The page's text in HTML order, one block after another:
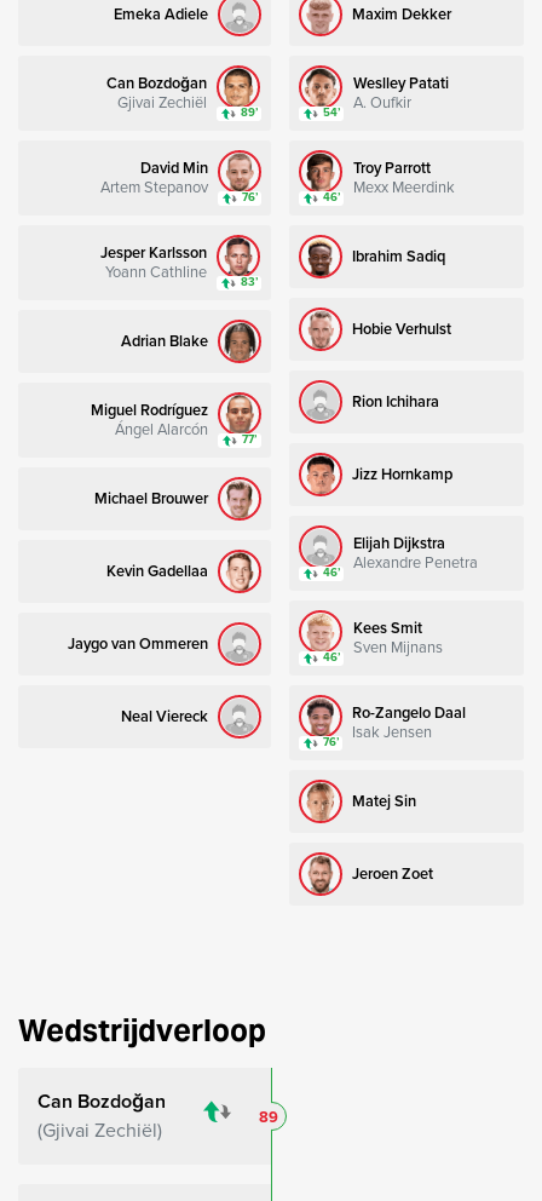
Emeka Adiele
Can Bozdoğan
Gjivai Zechiël
89’
David Min
Artem Stepanov
76’
Jesper Karlsson
Yoann Cathline
83’
Adrian Blake
Miguel Rodríguez
Ángel Alarcón
77’
Michael Brouwer
Kevin Gadellaa
Jaygo van Ommeren
Neal Viereck
Maxim Dekker
Weslley Patati
A. Oufkir
54’
Troy Parrott
Mexx Meerdink
46’
Ibrahim Sadiq
Hobie Verhulst
Rion Ichihara
Jizz Hornkamp
Elijah Dijkstra
Alexandre Penetra
46’
Kees Smit
Sven Mijnans
46’
Ro-Zangelo Daal
Isak Jensen
76’
Matej Sin
Jeroen Zoet
Wedstrijdverloop
Can Bozdoğan
Gjivai Zechiël
89